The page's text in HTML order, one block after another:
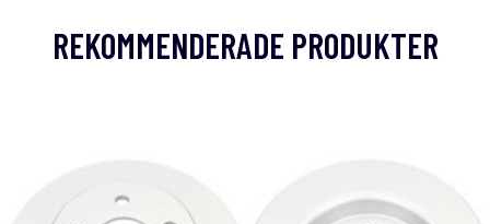
REKOMMENDERADE PRODUKTER